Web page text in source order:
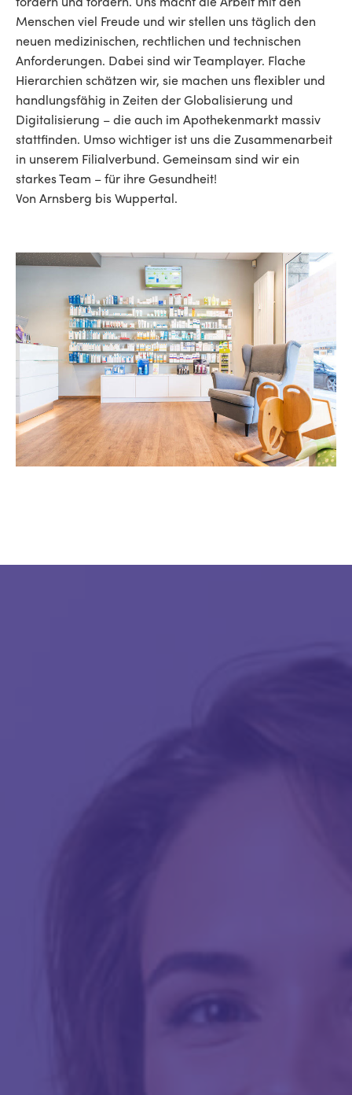
Menschen viel Freude und wir stellen uns täglich den
neuen medizinischen, rechtlichen und technischen
Anforderungen. Dabei sind wir Teamplayer. Flache
Hierarchien schätzen wir, sie machen uns flexibler und
handlungsfähig in Zeiten der Globalisierung und
Digitalisierung – die auch im Apothekenmarkt massiv
stattfinden. Umso wichtiger ist uns die Zusammenarbeit
in unserem Filialverbund. Gemeinsam sind wir ein
starkes Team – für ihre Gesundheit!
Von Arnsberg bis Wuppertal.